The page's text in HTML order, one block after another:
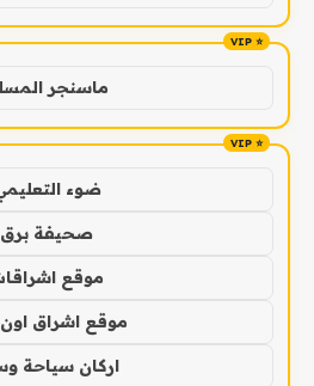
ماسنجر
ضوء
صحيفة برق
موقع
موقع اشراق اون
اركان سياحة